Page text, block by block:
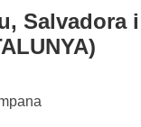
Salvadora